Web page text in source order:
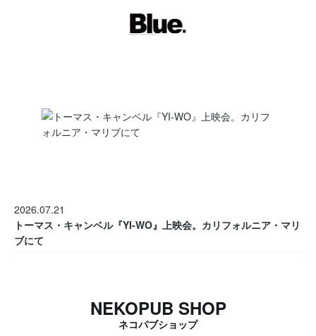
2026.07.21
トーマス・キャンベル『YI-WO』上映会。カリフォルニア・マリ
ブにて
NEKOPUB SHOP
ネコパブショップ